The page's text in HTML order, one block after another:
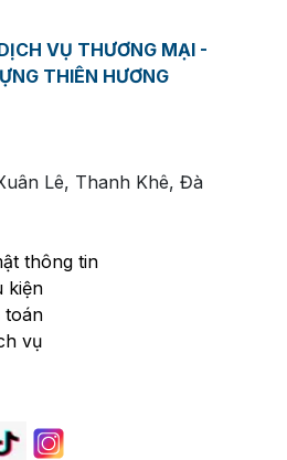
VỤ THƯƠNG MẠI -
THIÊN HƯƠNG
Lê, Thanh Khê, Đà
thông tin
kiện
toán
vụ